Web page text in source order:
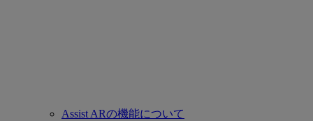
Assist ARの機能について